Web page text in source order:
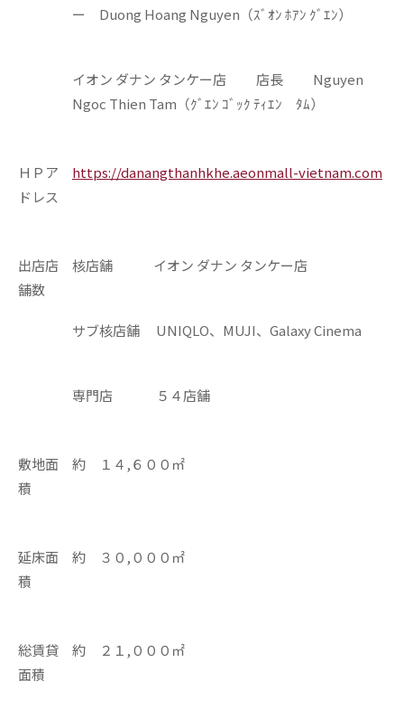
ー Duong Hoang Nguyen（ｽﾞｵﾝ ﾎｱﾝ ｸﾞｴﾝ）
イオン ダナン タンケー店 店長 Nguyen
Ngoc Thien Tam（ｸﾞｴﾝ ｺﾞｯｸ ﾃｨｴﾝ ﾀﾑ）
ＨＰア
ドレス
https://danangthanhkhe.aeonmall-vietnam.com
出店店
舗数
核店舗 イオン ダナン タンケー店
サブ核店舗 UNIQLO、MUJI、Galaxy Cinema
専門店 ５４店舗
敷地面
積
約 １４,６００㎡
延床面
積
約 ３０,０００㎡
総賃貸
面積
約 ２１,０００㎡